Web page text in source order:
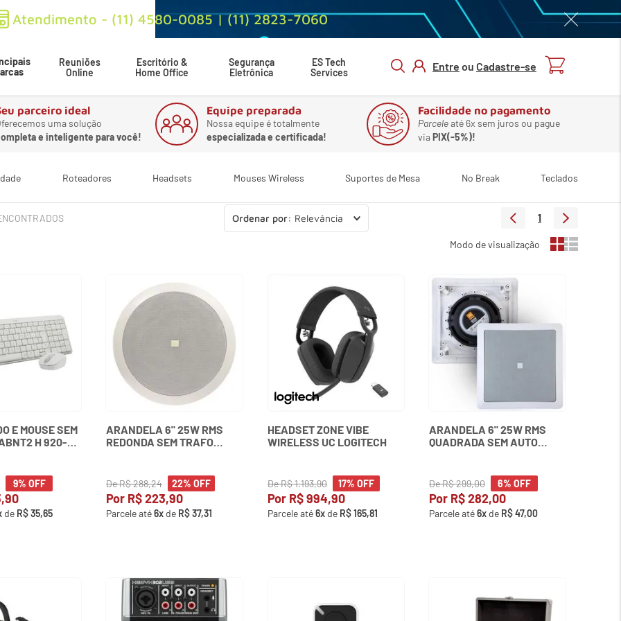
Atendimento - (11) 4580-0085 | (11) 2823-7060
Reuniões
Online
Escritório &
Home Office
Segurança
Eletrônica
ES Tech
Services
Entre ou Cadastre-se
parceiro ideal
uma solução
e inteligente para você!
Equipe preparada
Nossa equipe é totalmente
especializada e certificada!
Facilidade no pagamento
Parceleaté 6x sem juros ou pague
viaPIX(-5%)!
Roteadores Headsets Mouses Wireless Suportes de Mesa No Break Teclados
Relevância 1
E MOUSE SEM
H 920-
9% OFF
,90
de R$35,65
ARANDELA 6" 25W RMS
REDONDA SEM TRAFO
DeR$288,24 22% OFF
Por R$223,90
Parcele até6x de R$37,31
HEADSET ZONE VIBE
WIRELESS UC LOGITECH
DeR$1.193,90 17% OFF
Por R$994,90
Parcele até6x de R$165,81
ARANDELA 6" 25W RMS
QUADRADA SEM AUTO
DeR$299,00 6% OFF
Por R$282,00
Parcele até6x de R$47,00